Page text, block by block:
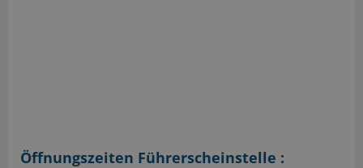
Öffnungszeiten Führerscheinstelle :